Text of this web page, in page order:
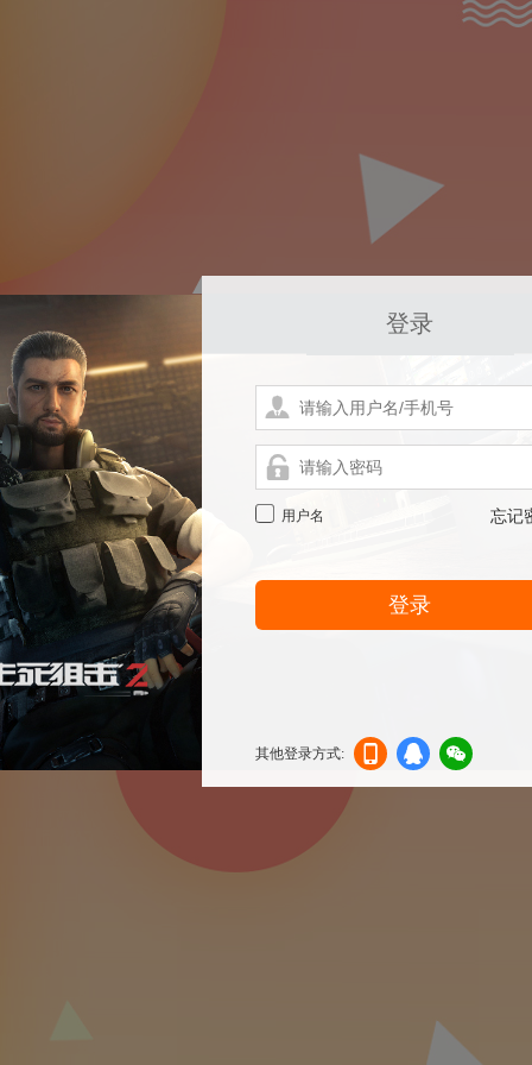
登录
用户名 忘记
登录
其他登录方式:
机登
登录
信登